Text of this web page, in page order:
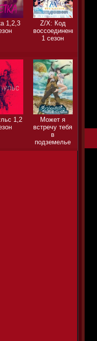
1,2,3
Z/X: Код
воссоединения
1 сезон
1,2
Может я
встречу тебя
в
подземелье
1,2,3 сезон